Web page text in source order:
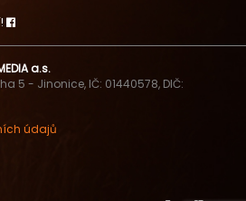
a.s.
5 - Jinonice, IČ: 01440578, DIČ:
údajů